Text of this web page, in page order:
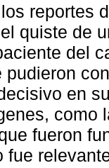
reportes
quiste de
del
pudieron
en
como
fueron
fue